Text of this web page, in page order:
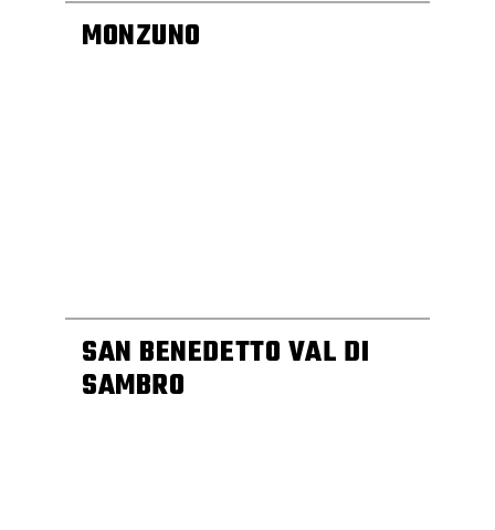
MONZUNO
SAN BENEDETTO VAL DI
SAMBRO